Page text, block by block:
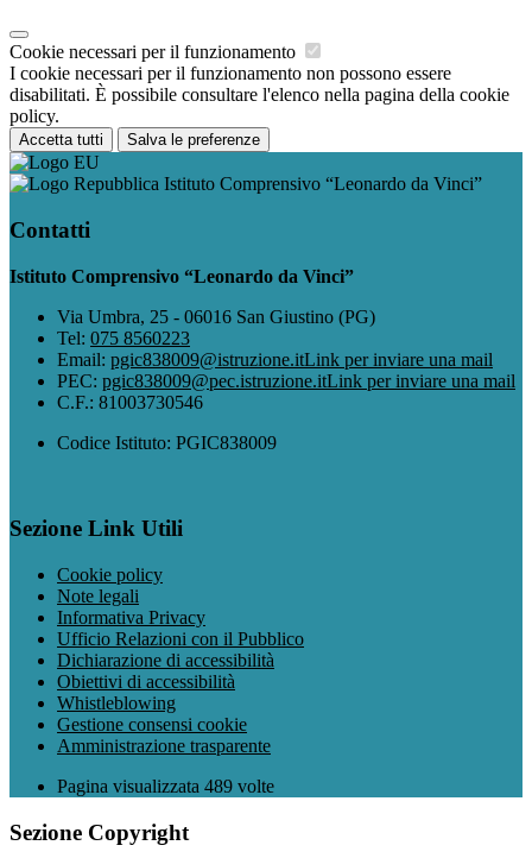
Cookie necessari per il funzionamento
I cookie necessari per il funzionamento non possono essere
disabilitati. È possibile consultare l'elenco nella pagina della cookie
policy.
Accetta tutti Salva le preferenze
Istituto Comprensivo “Leonardo da Vinci”
Contatti
Istituto Comprensivo “Leonardo da Vinci”
Via Umbra, 25 - 06016 San Giustino (PG)
Tel: 075 8560223
Email: pgic838009@istruzione.itLink per inviare una mail
PEC: pgic838009@pec.istruzione.itLink per inviare una mail
C.F.: 81003730546
Codice Istituto: PGIC838009
Sezione Link Utili
Cookie policy
Note legali
Informativa Privacy
Ufficio Relazioni con il Pubblico
Dichiarazione di accessibilità
Obiettivi di accessibilità
Whistleblowing
Gestione consensi cookie
Amministrazione trasparente
Pagina visualizzata 489 volte
Sezione Copyright